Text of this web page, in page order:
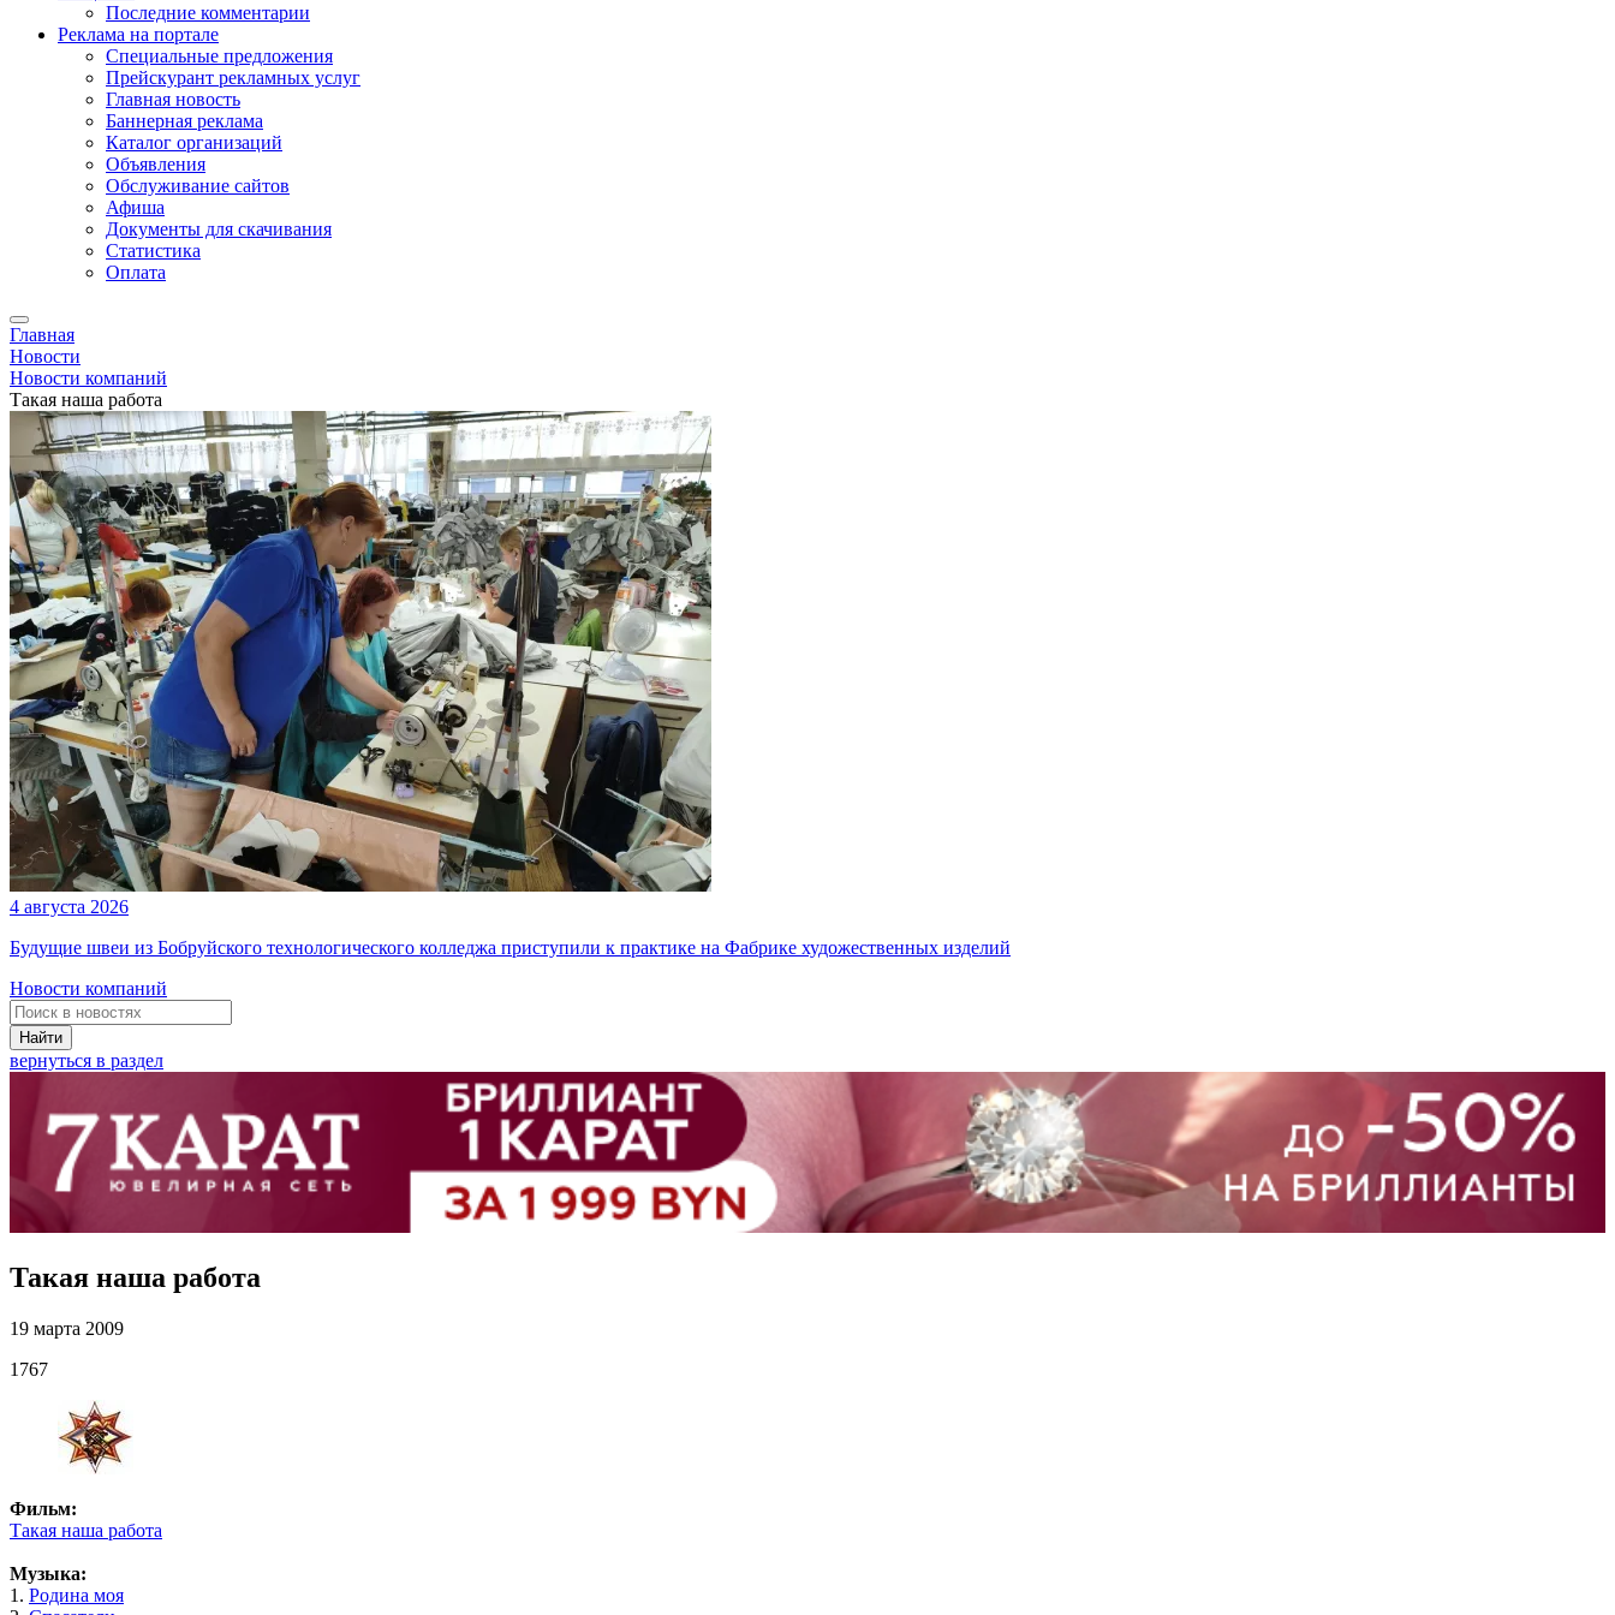
Последние комментарии
Реклама на портале
Специальные предложения
Прейскурант рекламных услуг
Главная новость
Баннерная реклама
Каталог организаций
Объявления
Обслуживание сайтов
Афиша
Документы для скачивания
Статистика
Оплата
Главная
Новости
Новости компаний
Такая наша работа
4 августа 2026
Будущие швеи из Бобруйского технологического колледжа приступили к практике на Фабрике художественных изделий
Новости компаний
Найти
вернуться в раздел
Такая наша работа
19 марта 2009
1767
Фильм:
Такая наша работа
Музыка:
1. Родина моя